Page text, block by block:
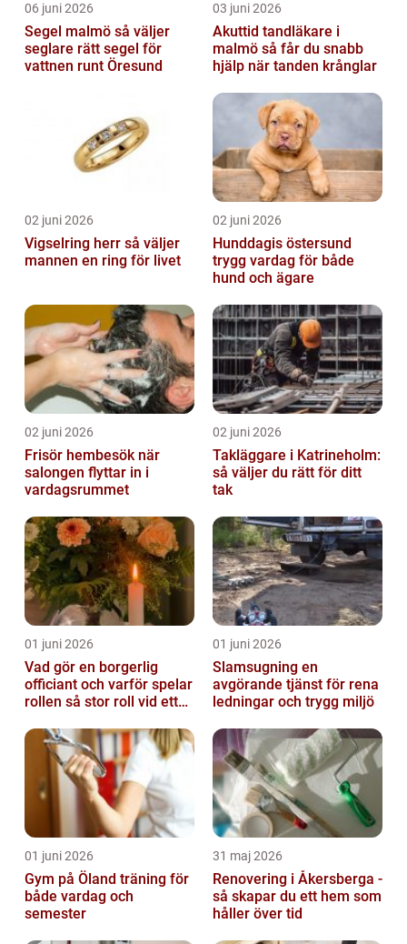
06 juni 2026
Segel malmö så väljer
seglare rätt segel för
vattnen runt Öresund
03 juni 2026
Akuttid tandläkare i
malmö så får du snabb
hjälp när tanden krånglar
02 juni 2026
Vigselring herr så väljer
mannen en ring för livet
02 juni 2026
Hunddagis östersund
trygg vardag för både
hund och ägare
02 juni 2026
Frisör hembesök när
salongen flyttar in i
vardagsrummet
02 juni 2026
Takläggare i Katrineholm:
så väljer du rätt för ditt
tak
01 juni 2026
Vad gör en borgerlig
officiant och varför spelar
rollen så stor roll vid ett
01 juni 2026
Slamsugning en
avgörande tjänst för rena
ledningar och trygg miljö
01 juni 2026
Gym på Öland träning för
både vardag och
semester
31 maj 2026
Renovering i Åkersberga -
så skapar du ett hem som
håller över tid